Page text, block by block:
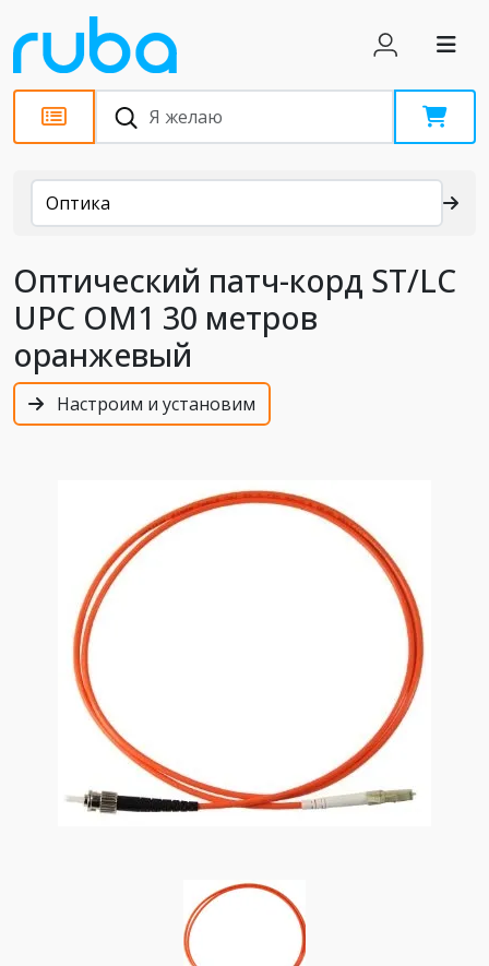
Каталог
Оптика
Оптический патч-корд ST/LC
UPC OM1 30 метров
оранжевый
Настроим и установим